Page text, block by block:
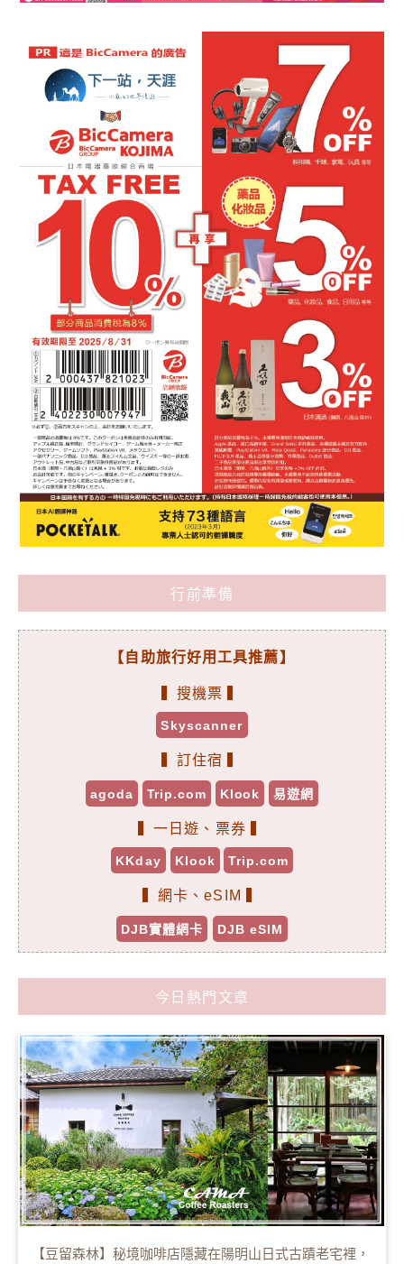
行前準備
【自助旅行好用工具推薦】
▍搜機票 ▍
Skyscanner
▍訂住宿 ▍
agoda Trip.com Klook 易遊網
▍一日遊、票券 ▍
KKday Klook Trip.com
▍網卡、eSIM ▍
DJB實體網卡 DJB eSIM
今日熱門文章
【豆留森林】秘境咖啡店隱藏在陽明山日式古蹟老宅裡，